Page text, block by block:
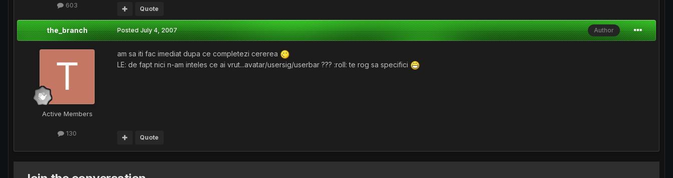
603
Quote
the_branch
Active Members
130
Author
PostedJuly 4, 2007
am sa iti fac imediat dupa ce completezi cererea
LE: de fapt nici n-am inteles ce ai vrut...avatar/usersig/userbar ??? :roll: te rog sa specifici
Quote